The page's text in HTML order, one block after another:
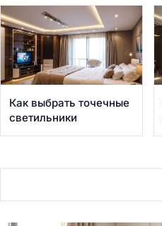
Как выбрать точечные
светильники